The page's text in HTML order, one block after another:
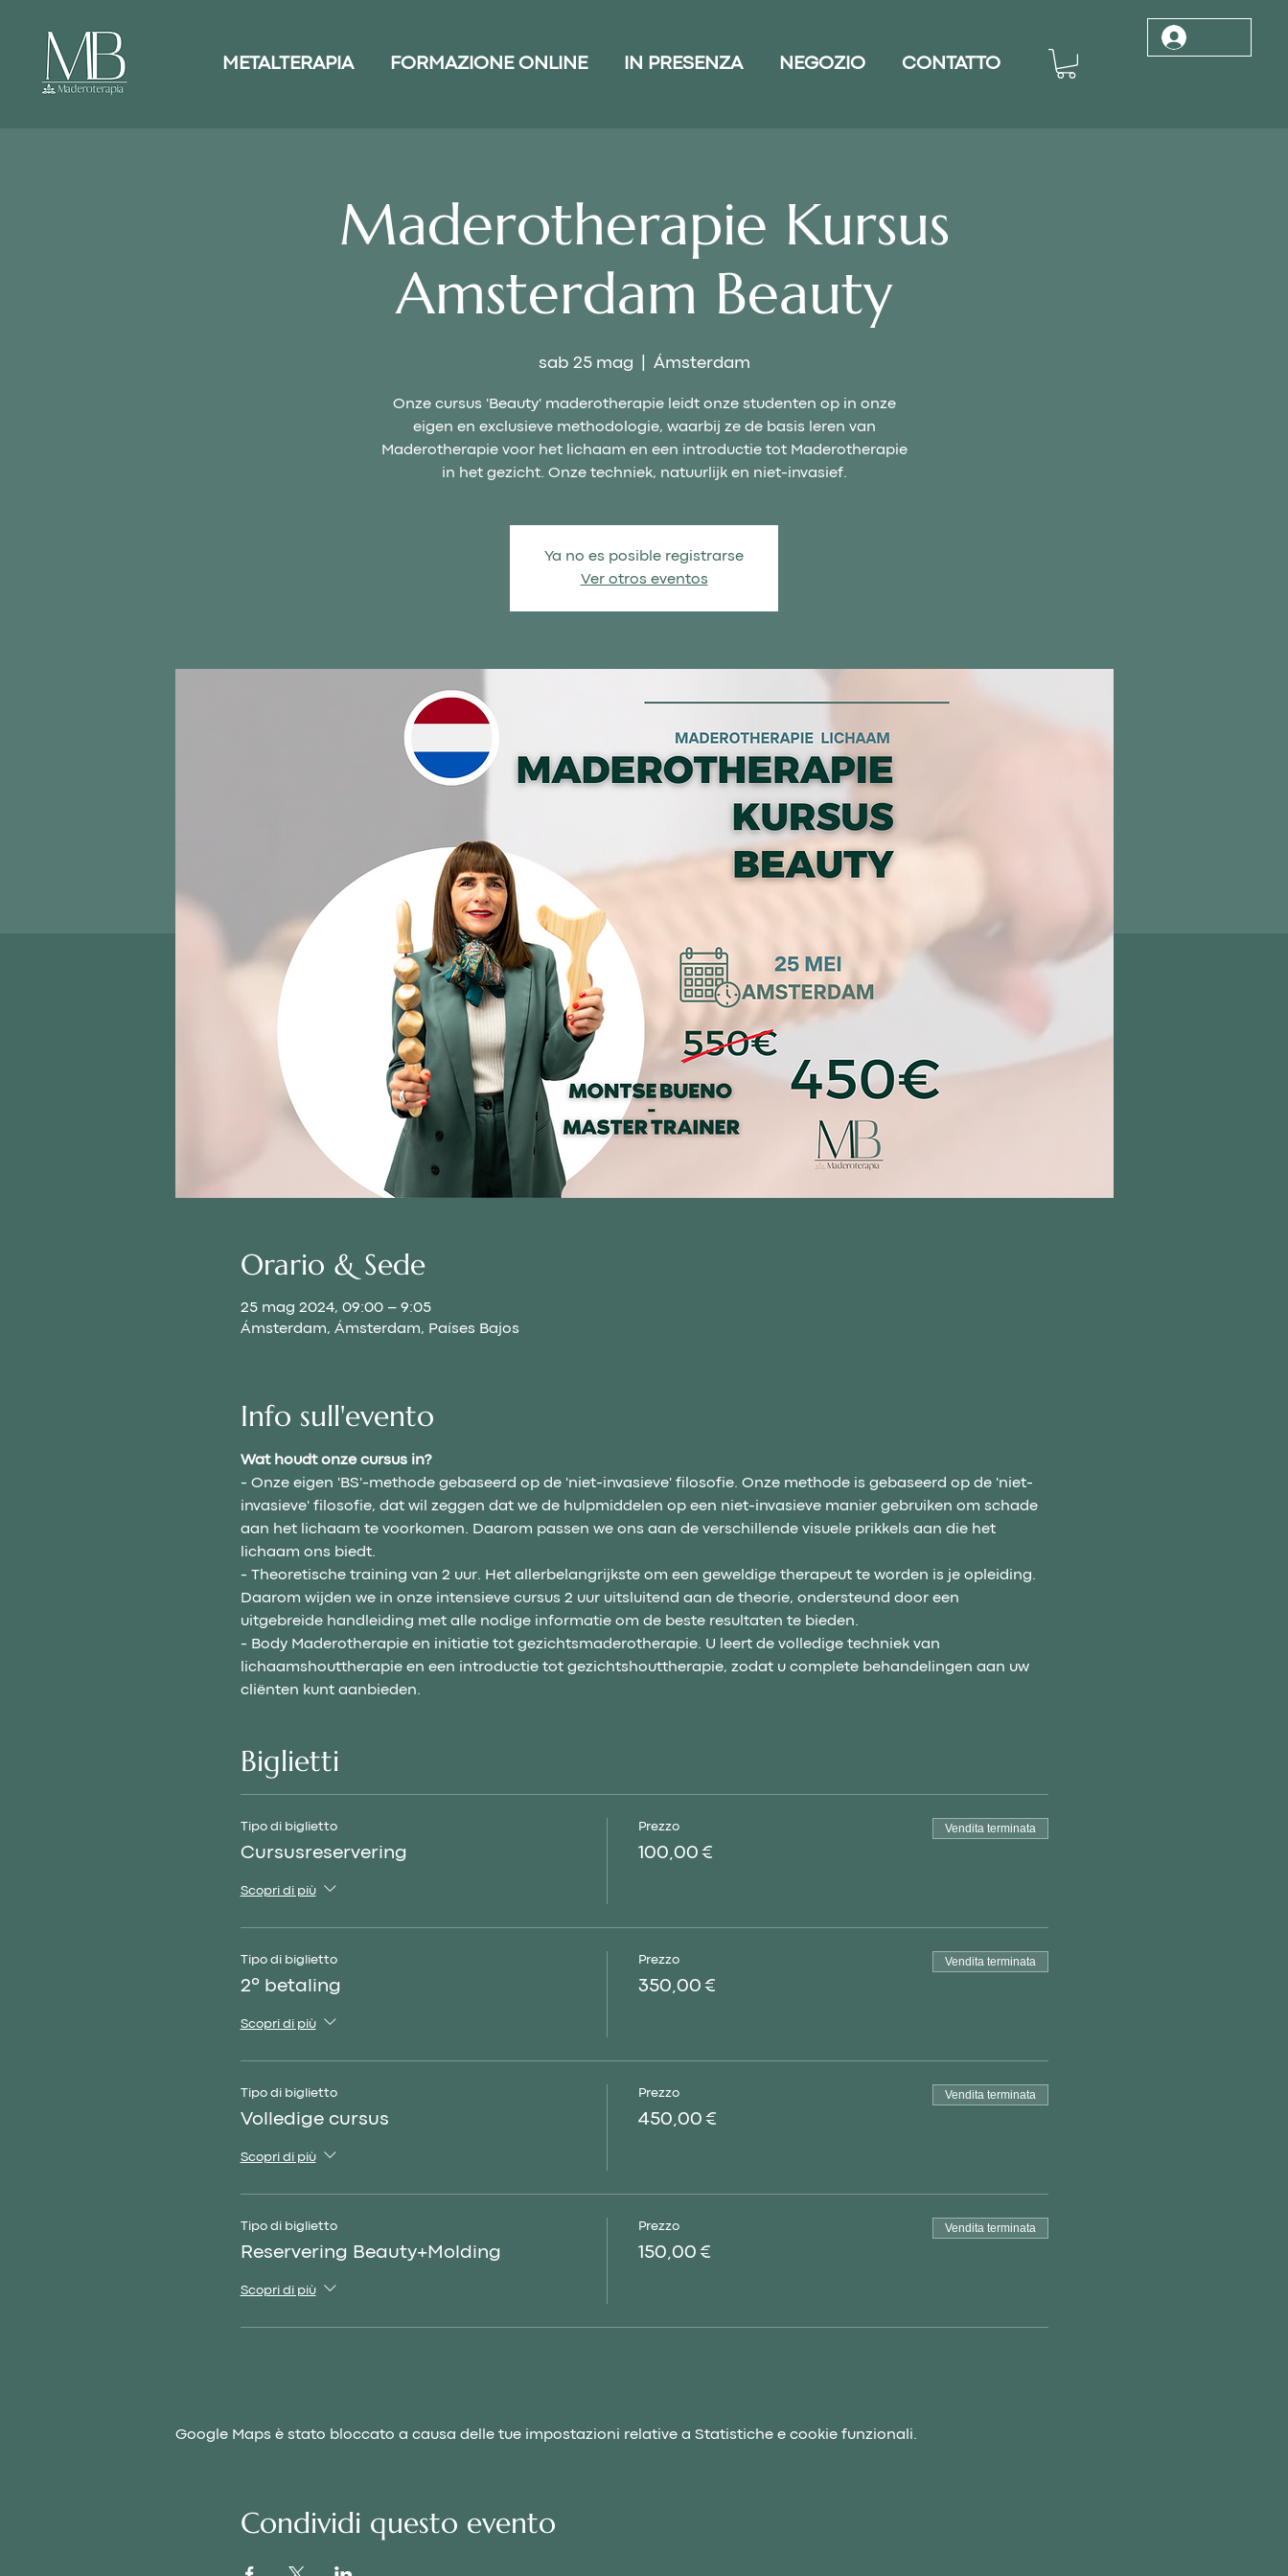
METALTERAPIA FORMAZIONE ONLINE IN PRESENZA NEGOZIO CONTATTO
Maderotherapie Kursus
Amsterdam Beauty
sab 25 mag Ámsterdam
Onze cursus 'Beauty' maderotherapie leidt onze studenten op in onze
eigen en exclusieve methodologie, waarbij ze de basis leren van
Maderotherapie voor het lichaam en een introductie tot Maderotherapie
in het gezicht. Onze techniek, natuurlijk en niet-invasief.
Ya no es posible registrarse
Ver otros eventos
Orario & Sede
25 mag 2024, 09:00 – 9:05
Ámsterdam, Ámsterdam, Países Bajos
Info sull'evento
Wat houdt onze cursus in?
- Onze eigen 'BS'-methode gebaseerd op de 'niet-invasieve' filosofie. Onze methode is gebaseerd op de 'niet-
invasieve' filosofie, dat wil zeggen dat we de hulpmiddelen op een niet-invasieve manier gebruiken om schade
aan het lichaam te voorkomen. Daarom passen we ons aan de verschillende visuele prikkels aan die het
lichaam ons biedt.
- Theoretische training van 2 uur. Het allerbelangrijkste om een ​​geweldige therapeut te worden is je opleiding.
Daarom wijden we in onze intensieve cursus 2 uur uitsluitend aan de theorie, ondersteund door een
uitgebreide handleiding met alle nodige informatie om de beste resultaten te bieden.
- Body Maderotherapie en initiatie tot gezichtsmaderotherapie. U leert de volledige techniek van
lichaamshouttherapie en een introductie tot gezichtshouttherapie, zodat u complete behandelingen aan uw
cliënten kunt aanbieden.
Biglietti
Tipo di biglietto
Cursusreservering
Scopri di più
Prezzo
100,00 €
Vendita terminata
Tipo di biglietto
2º betaling
Scopri di più
Prezzo
350,00 €
Vendita terminata
Tipo di biglietto
Volledige cursus
Scopri di più
Prezzo
450,00 €
Vendita terminata
Tipo di biglietto
Reservering Beauty+Molding
Scopri di più
Prezzo
150,00 €
Vendita terminata
Google Maps è stato bloccato a causa delle tue impostazioni relative a Statistiche e cookie funzionali.
Condividi questo evento